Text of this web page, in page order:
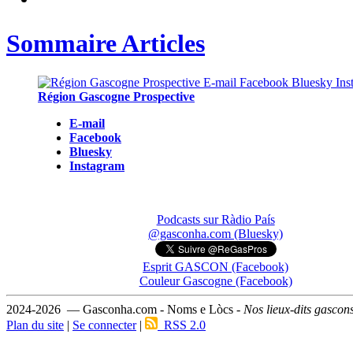
Sommaire Articles
Région Gascogne Prospective
E-mail
Facebook
Bluesky
Instagram
Podcasts sur Ràdio País
@gasconha.com (Bluesky)
Esprit GASCON (Facebook)
Couleur Gascogne (Facebook)
2024-2026 — Gasconha.com - Noms e Lòcs - Nos lieux-dits
Plan du site | Se connecter| RSS 2.0